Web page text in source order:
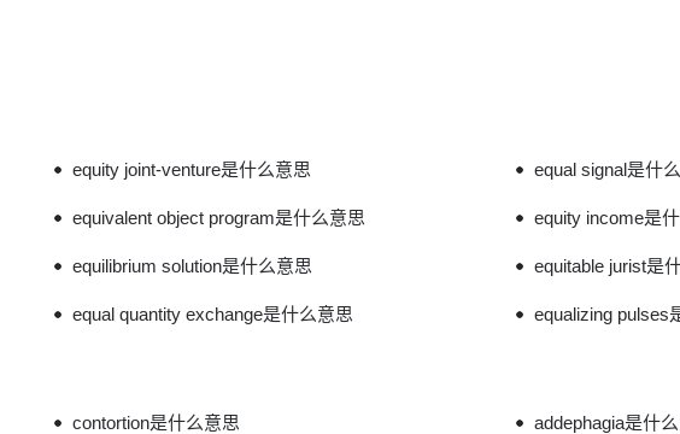
equity joint-venture是什么意思 equal signal是什
equivalent object program是什么意思 equity income是
equilibrium solution是什么意思 equitable jurist是
equal quantity exchange是什么意思 equalizing pulses
contortion是什么意思 addephagia是什